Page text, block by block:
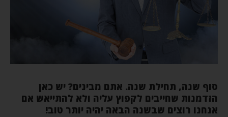
סוף שנה, תחילת שנה. אתם מבינים? יש כאן
הזדמנות שחייבים לקפוץ עליה ולא להתייאש אם
אנחנו רוצים שבשנה הבאה יהיה יותר טוב!